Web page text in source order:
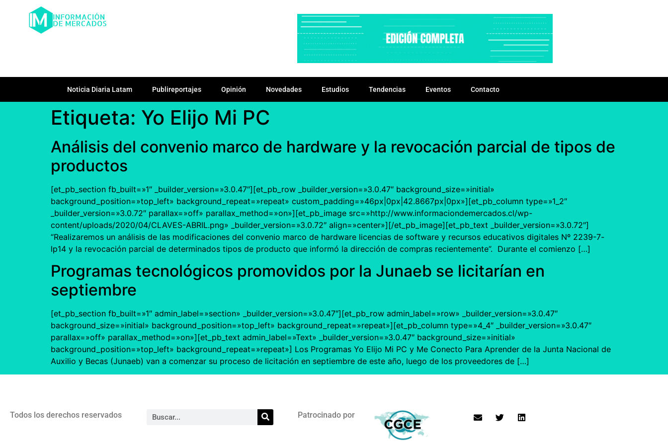
Noticia Diaria Latam Publireportajes Opinión Novedades Estudios Tendencias Eventos Contacto
Etiqueta: Yo Elijo Mi PC
Análisis del convenio marco de hardware y la revocación parcial de tipos de
productos
[et_pb_section fb_built=»1″ _builder_version=»3.0.47″][et_pb_row _builder_version=»3.0.47″ background_size=»initial»
background_position=»top_left» background_repeat=»repeat» custom_padding=»46px|0px|42.8667px|0px»][et_pb_column type=»1_2″
_builder_version=»3.0.72″ parallax=»off» parallax_method=»on»][et_pb_image src=»http://www.informaciondemercados.cl/wp-
content/uploads/2020/04/CLAVES-ABRIL.png» _builder_version=»3.0.72″ align=»center»][/et_pb_image][et_pb_text _builder_version=»3.0.72″]
“Realizaremos un análisis de las modificaciones del convenio marco de hardware licencias de software y recursos educativos digitales Nº 2239-7-
lp14 y la revocación parcial de determinados tipos de producto que informó la dirección de compras recientemente”. Durante el comienzo […]
Programas tecnológicos promovidos por la Junaeb se licitarían en
septiembre
[et_pb_section fb_built=»1″ admin_label=»section» _builder_version=»3.0.47″][et_pb_row admin_label=»row» _builder_version=»3.0.47″
background_size=»initial» background_position=»top_left» background_repeat=»repeat»][et_pb_column type=»4_4″ _builder_version=»3.0.47″
parallax=»off» parallax_method=»on»][et_pb_text admin_label=»Text» _builder_version=»3.0.47″ background_size=»initial»
background_position=»top_left» background_repeat=»repeat»] Los Programas Yo Elijo Mi PC y Me Conecto Para Aprender de la Junta Nacional de
Auxilio y Becas (Junaeb) van a comenzar su proceso de licitación en septiembre de este año, luego de los proveedores de […]
Todos los derechos reservados Patrocinado por